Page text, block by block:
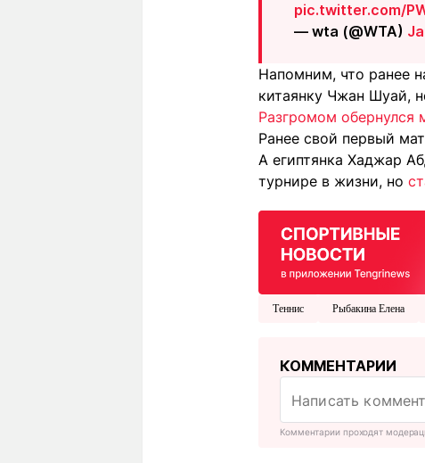
pic.twitter.com/
— wta (@WTA)
Напомним, что ранее
китаянку Чжан Шуай,
Разгромом обернулся
Ранее свой первый
А египтянка Хаджар
турнире в жизни, но
Теннис Рыбакина Елена
КОММЕНТАРИИ
Комментарии проходят